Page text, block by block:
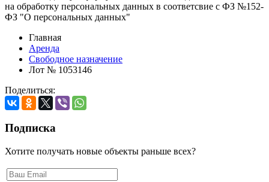
на обработку персональных данных в соответсвие с ФЗ №152-
ФЗ "О персональных данных"
Главная
Аренда
Свободное назначение
Лот № 1053146
Поделиться:
Подписка
Хотите получать новые объекты раньше всех?